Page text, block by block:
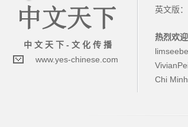
中 文 天 下 - 文 化 传 播
www.yes-chinese.com
英文版：
热烈欢迎
Chi